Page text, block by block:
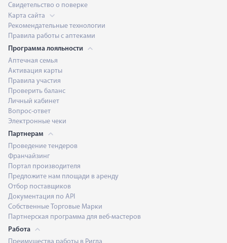
Свидетельство о поверке
Карта сайта
Рекомендательные технологии
Правила работы с аптеками
Программа лояльности
Аптечная семья
Активация карты
Правила участия
Проверить баланс
Личный кабинет
Вопрос-ответ
Электронные чеки
Партнерам
Проведение тендеров
Франчайзинг
Портал производителя
Предложите нам площади в аренду
Отбор поставщиков
Документация по API
Собственные Торговые Марки
Партнерская программа для веб-мастеров
Работа